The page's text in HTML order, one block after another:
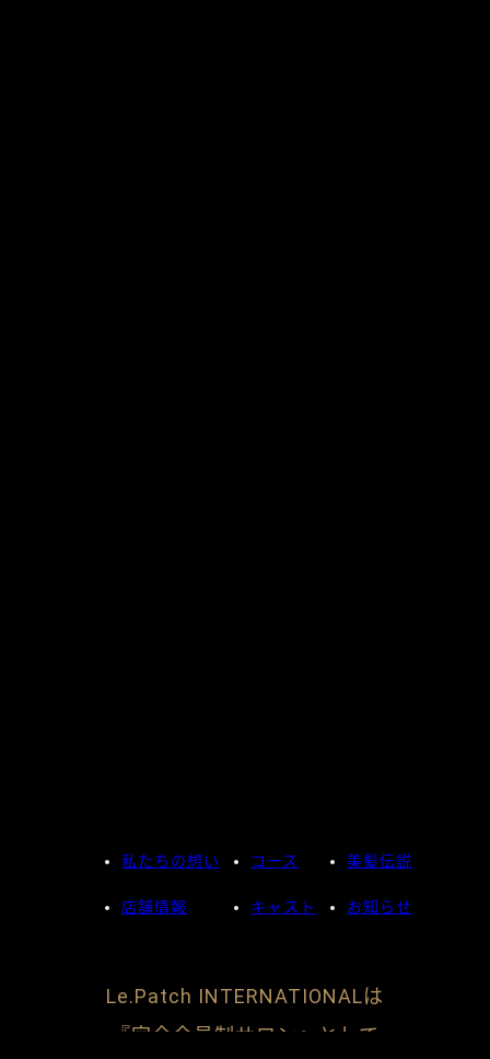
私たちの想い コース 美髪伝説
店舗情報 キャスト お知らせ
Le.Patch INTERNATIONALは
『完全会員制サロン』として